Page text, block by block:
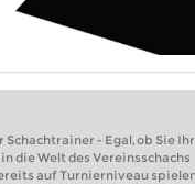
Schachtrainer - Egal, ob Sie
die Welt des Vereinsschachs
auf Turnierniveau